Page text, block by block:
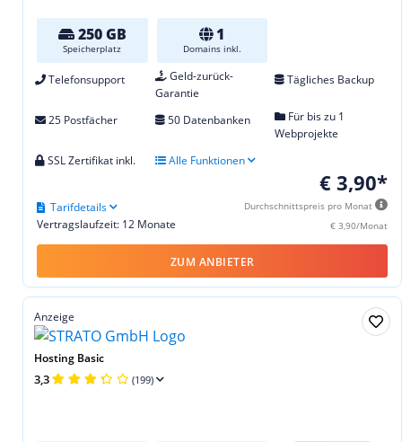
250 GB
Speicherplatz
1
Domains inkl.
Telefonsupport
Geld-zurück-
Garantie
Tägliches Backup
25 Postfächer 50 Datenbanken
Für bis zu 1
Webprojekte
SSL Zertifikat inkl.
Alle Funktionen
€ 3,90*
Durchschnittspreis pro Monat
€ 3,90/Monat
Vertragslaufzeit: 12 Monate
Tarifdetails
ZUM ANBIETER
Anzeige
Hosting Basic
3,3 (199)